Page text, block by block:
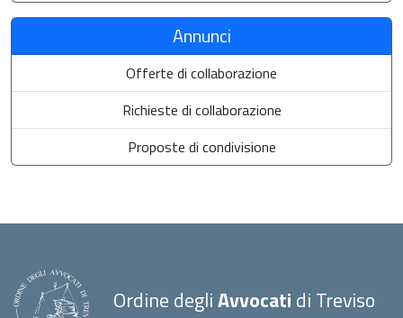
Annunci
Offerte di collaborazione
Richieste di collaborazione
Proposte di condivisione
Ordine degliAvvocati di Treviso